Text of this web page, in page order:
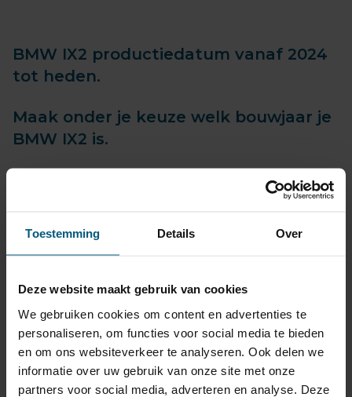
Toestemming Details Over
Deze website maakt gebruik van cookies
We gebruiken cookies om content en advertenties te
personaliseren, om functies voor social media te bieden
en om ons websiteverkeer te analyseren. Ook delen we
informatie over uw gebruik van onze site met onze
partners voor social media, adverteren en analyse. Deze
BMW IX2 productiedatum vanaf 2024
tot heden.
Maak onder je keuze welk bouwjaar je
BMW IX2 is.
Bestel voordelig je trekhaak met
Trekhaak met bijpassende kabelset
voor BMW iX2 U10 5 deurs, SUV |
03/2024 - heden